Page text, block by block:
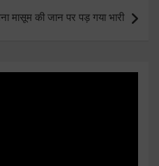
मासूम की जान पर पड़ गया भारी